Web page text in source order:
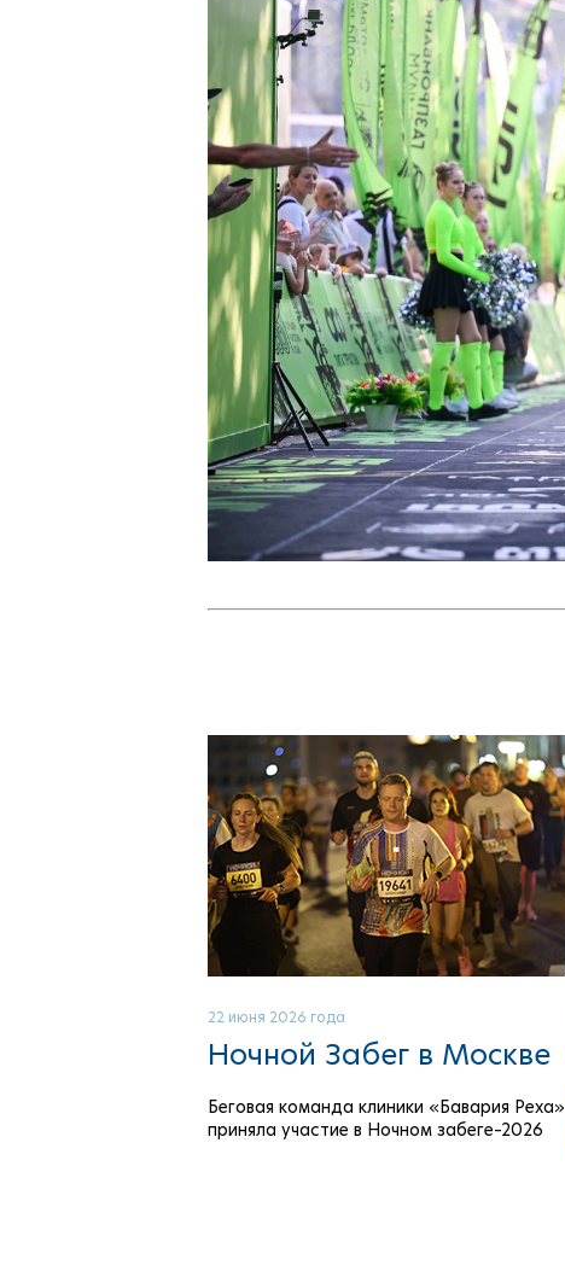
22 июня 2026 года
Ночной Забег в Москве
Беговая команда клиники «Бавария Реха»
приняла участие в Ночном забеге–2026